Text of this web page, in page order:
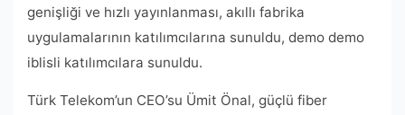
genişliği ve hızlı yayınlanması, akıllı fabrika
uygulamalarının katılımcılarına sunuldu, demo demo
iblisli katılımcılara sunuldu.
Türk Telekom’un CEO’su Ümit Önal, güçlü fiber